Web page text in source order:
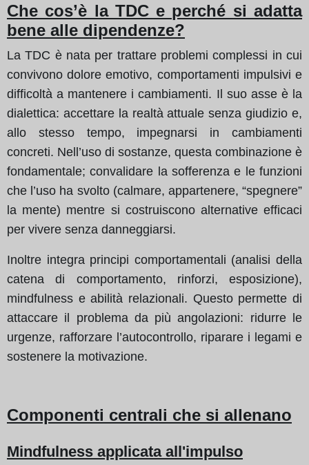
Che cos’è la TDC e perché si adatta
bene alle dipendenze?
La TDC è nata per trattare problemi complessi in cui
convivono dolore emotivo, comportamenti impulsivi e
difficoltà a mantenere i cambiamenti. Il suo asse è la
dialettica: accettare la realtà attuale senza giudizio e,
allo stesso tempo, impegnarsi in cambiamenti
concreti. Nell’uso di sostanze, questa combinazione è
fondamentale; convalidare la sofferenza e le funzioni
che l’uso ha svolto (calmare, appartenere, “spegnere”
la mente) mentre si costruiscono alternative efficaci
per vivere senza danneggiarsi.
Inoltre integra principi comportamentali (analisi della
catena di comportamento, rinforzi, esposizione),
mindfulness e abilità relazionali. Questo permette di
attaccare il problema da più angolazioni: ridurre le
urgenze, rafforzare l’autocontrollo, riparare i legami e
sostenere la motivazione.
Componenti centrali che si allenano
Mindfulness applicata all'impulso